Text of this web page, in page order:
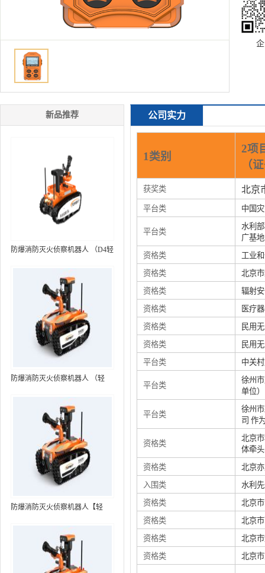
新品推荐
防爆消防灭火侦察机器人 （D4轻
防爆消防灭火侦察机器人 （轻
MC80BD（第6代）
防爆消防灭火侦察机器人【轻
装置+语音控制+跟随功能+5G控
公司实力
1类别
2项
（
获奖类 北京
平台类 中国
平台类
水利
广基地
资格类
工业
资格类
北京
资格类
辐射
资格类
医疗
资格类
民用
资格类
民用
平台类
中关
平台类
徐州
单位）
平台类
徐州
司 作
资格类
北京
体牵
资格类
北京
入围类
水利
资格类
北京
资格类
北京
资格类
北京
资格类
北京